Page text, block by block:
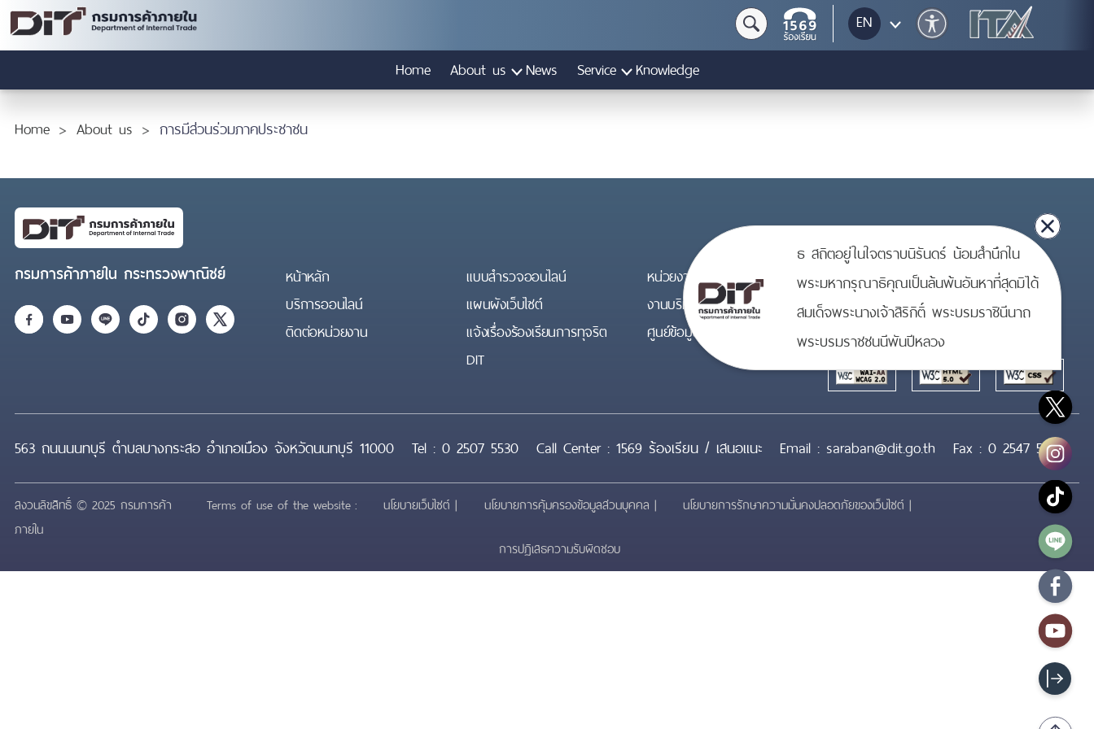
EN
Home
About us News Service Knowledge
Home About us การมีส่วนร่วมภาคประชาชน
ธ สถิตอยู่ในใจตราบนิรันดร์ น้อมสำนึกใน
พระมหากรุณาธิคุณเป็นล้นพ้นอันหาที่สุดมิได้
สมเด็จพระนางเจ้าสิริกิติ์ พระบรมราชินีนาถ
พระบรมราชชนนีพันปีหลวง
กรมการค้าภายใน กระทรวงพาณิชย์
หน้าหลัก
บริการออนไลน์
ติดต่อหน่วยงาน
แบบสำรวจออนไลน์
แผนผังเว็บไซต์
แจ้งเรื่องร้องเรียนการทุจริต
DIT
หน่วยงานที่เกียวข้อง
งานบริหารทรัพยากรบุคคล
ศูนย์ข้อมูลข่าวสารราชการ
Number of visitors
563 ถนนนนทบุรี ตำบลบางกระสอ อำเภอเมือง จังหวัดนนทบุรี 11000 Tel : 0 2507 5530 Call Center : 1569 ร้องเรียน / เสนอแนะ Email : saraban@dit.go.th Fax :0 2547 5361
สงวนลิขสิทธิ์ © 2025 กรมการค้า
ภายใน
Terms of use of the website นโยบายเว็บไซต์ นโยบายการคุ้มครองข้อมูลส่วนบุคคล นโยบายการรักษาความมั่นคงปลอดภัยของเว็บไซต์
การปฏิเสธความรับผิดชอบ